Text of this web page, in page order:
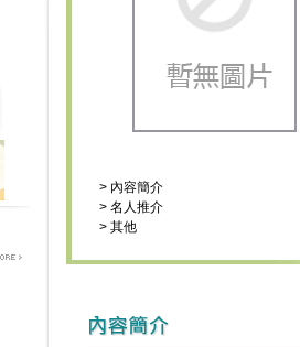
> 內容簡介
> 名人推介
> 其他